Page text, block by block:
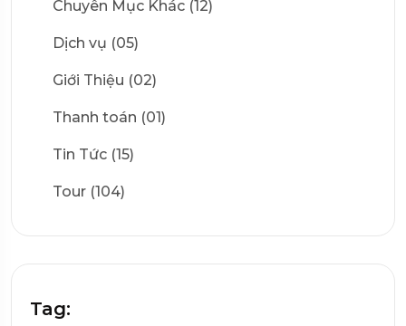
Chuyên Mục Khác (12)
Dịch vụ (05)
Giới Thiệu (02)
Thanh toán (01)
Tin Tức (15)
Tour (104)
Tag: